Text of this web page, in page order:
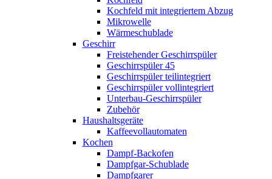
Kochfeld mit integriertem Abzug
Mikrowelle
Wärmeschublade
Geschirr
Freistehender Geschirrspüler
Geschirrspüler 45
Geschirrspüler teilintegriert
Geschirrspüler vollintegriert
Unterbau-Geschirrspüler
Zubehör
Haushaltsgeräte
Kaffeevollautomaten
Kochen
Dampf-Backofen
Dampfgar-Schublade
Dampfgarer